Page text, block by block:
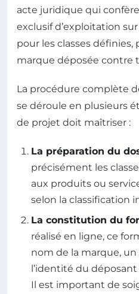
acte juridique qui
exclusif d’exploitation
pour les classes définies,
marque déposée contre
La procédure complète
se déroule en plusieurs
de projet doit maîtriser :
La préparation du
précisément les
aux produits ou
selon la classification
La constitution du
réalisé en ligne, ce
nom de la marque,
l’identité du déposant
Il est important de